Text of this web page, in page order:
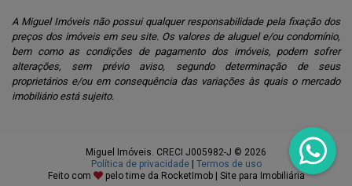
A Miguel Imóveis não possui qualquer responsabilidade pela fixação dos
preços dos imóveis em seu site. Os valores de aluguel e/ou condomínio,
bem como as condições de pagamento dos imóveis, podem sofrer
alterações, sem prévio aviso, segundo determinação de seus
proprietários e/ou em consequência das variações às quais o mercado
imobiliário está sujeito.
Miguel Imóveis. CRECI J005982-J © 2026
Política de privacidade| Termos de uso
Feito com
pelo time da RocketImob | Site para Imobiliária